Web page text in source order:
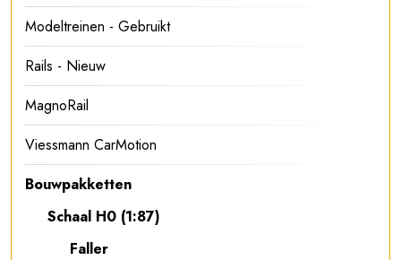
Modeltreinen - Gebruikt
Rails - Nieuw
MagnoRail
Viessmann CarMotion
Bouwpakketten
Schaal H0 (1:87)
Faller